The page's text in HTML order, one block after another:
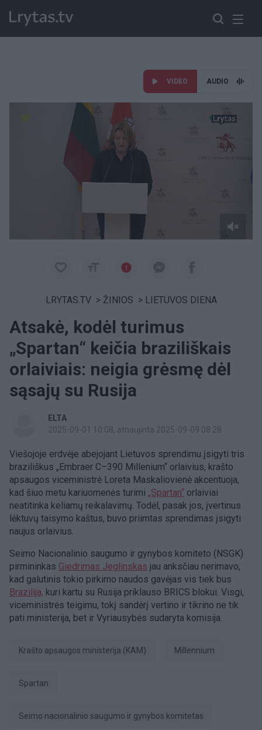
VIDEO AUDIO
Paremkite Ukrainą
LRYTAS.TV > ŽINIOS > LIETUVOS DIENA
Atsakė, kodėl turimus
„Spartan“ keičia braziliškais
orlaiviais: neigia grėsmę dėl
sąsajų su Rusija
ELTA
2025-09-01 10:08, atnaujinta 2025-09-09 08:28
Viešojoje erdvėje abejojant Lietuvos sprendimu įsigyti tris
braziliškus „Embraer C–390 Millenium“ orlaivius, krašto
apsaugos viceministrė Loreta Maskaliovienė akcentuoja,
kad šiuo metu kariuomenės turimi „Spartan“ orlaiviai
neatitinka keliamų reikalavimų. Todėl, pasak jos, įvertinus
lėktuvų taisymo kaštus, buvo priimtas sprendimas įsigyti
naujus orlaivius.
Seimo Nacionalinio saugumo ir gynybos komiteto (NSGK)
pirmininkas Giedrimas Jeglinskas jau anksčiau nerimavo,
kad galutinis tokio pirkimo naudos gavėjas vis tiek bus
Brazilija, kuri kartu su Rusija priklauso BRICS blokui. Visgi,
viceministrės teigimu, tokį sandėrį vertino ir tikrino ne tik
pati ministerija, bet ir Vyriausybės sudaryta komisija.
Krašto apsaugos ministerija (KAM) Millennium
Spartan
Seimo nacionalinio saugumo ir gynybos komitetas